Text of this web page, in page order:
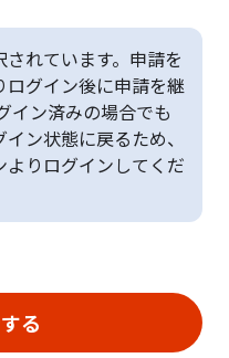
れています。申請を
グイン後に申請を継
イン済みの場合でも
ン状態に戻るため、
りログインしてくだ